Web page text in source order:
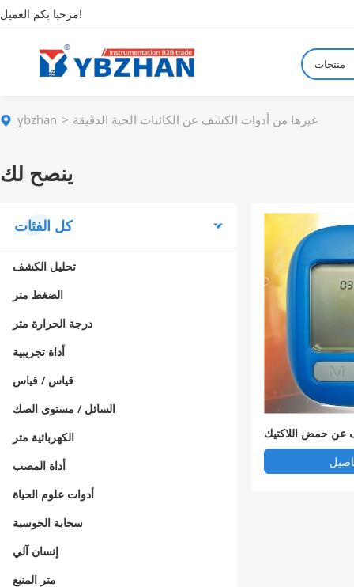
مرحبا بكم العميل!
منتجات
ybzhan غيرها من أدوات الكشف عن الكائنات الحية الدقيقة
ينصح لك
كل الفئات
تحليل الكشف
الضغط متر
درجة الحرارة متر
أداة تجريبية
قياس / قياس
السائل / مستوى الصك
الكهربائية متر
أداة المصب
أدوات علوم الحياة
سحابة الحوسبة
إنسان آلي
متر المنبع
حمض اللاكتيك